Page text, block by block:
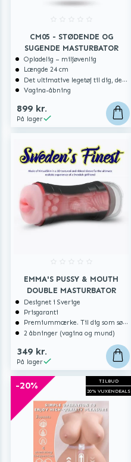
CM05 - STØDENDE OG
SUGENDE MASTURBATOR
Opladelig – miljøvenlig
Længde 24 cm
Det ultimative legetøj til dig, der er vild med blowjobs
Vagina-åbning
899 kr.
På lager
EMMA'S PUSSY & MOUTH
DOUBLE MASTURBATOR
Designet i Sverige
Prisgaranti
Premiummærke. Til dig som søger ekstra høj kvalitet.
2 åbninger (vagina og mund)
349 kr.
På lager
TILBUD
20% VUXENDEALS
-20%